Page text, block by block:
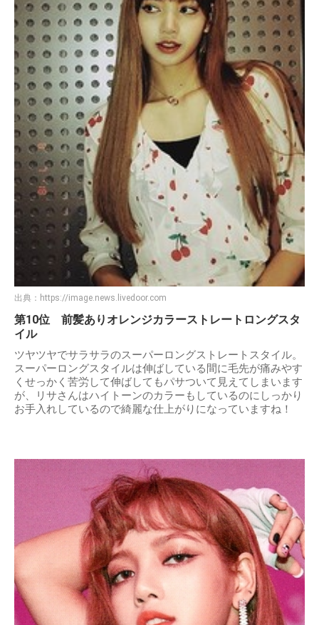
出典： https://image.news.livedoor.com
第10位 前髪ありオレンジカラーストレートロングスタ
イル
ツヤツヤでサラサラのスーパーロングストレートスタイル。
スーパーロングスタイルは伸ばしている間に毛先が痛みやす
くせっかく苦労して伸ばしてもパサついて見えてしまいます
が、リサさんはハイトーンのカラーもしているのにしっかり
お手入れしているので綺麗な仕上がりになっていますね！